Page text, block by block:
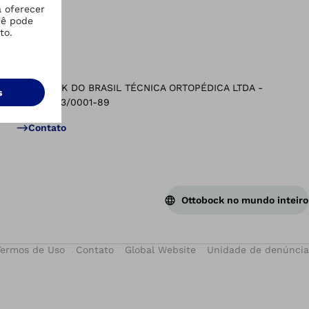
OTTOBOCK DO BRASIL TÉCNICA ORTOPÉDICA LTDA -
42.463.513/0001-89
Contato
Ottobock no mundo inteiro
de Uso Contato Global Website Unidade de denúncia